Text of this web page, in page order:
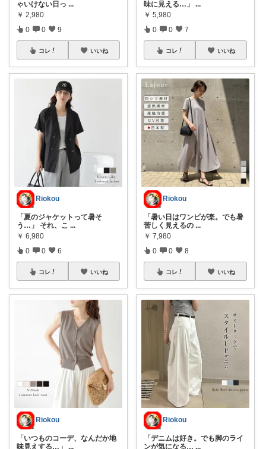
ゃいけない日っ ...
￥ 2,980
0 0 9
コレ いいね
Riokou
「夏のジャケットって暑そ
う…」 それ、こ ...
￥ 6,980
0 0 6
コレ いいね
Riokou
「いつものコーデ、なんだか地
味見えする…」
...
味に見える…」
...
￥ 5,980
0 0 7
コレ いいね
Riokou
「暑い日はワンピが楽。でも暑
苦しく見えるの ...
￥ 7,980
0 0 8
コレ いいね
Riokou
「デニムは好き。でも脚のライ
ンが気になる… ...